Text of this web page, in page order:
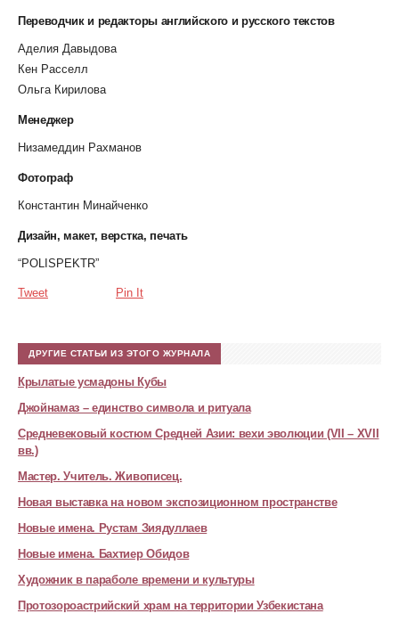
Переводчик и редакторы английского и русского текстов
Аделия Давыдова
Кен Расселл
Ольга Кирилова
Менеджер
Низамеддин Рахманов
Фотограф
Константин Минайченко
Дизайн, макет, верстка, печать
“POLISPEKTR”
Tweet Pin It
ДРУГИЕ СТАТЬИ ИЗ ЭТОГО ЖУРНАЛА
Крылатые усмадоны Кубы
Джойнамаз – единство символа и ритуала
Средневековый костюм Средней Азии: вехи эволюции (VII – XVII
вв.)
Мастер. Учитель. Живописец.
Новая выставка на новом экспозиционном пространстве
Новые имена. Рустам Зиядуллаев
Новые имена. Бахтиер Обидов
Художник в параболе времени и культуры
Протозороастрийский храм на территории Узбекистана